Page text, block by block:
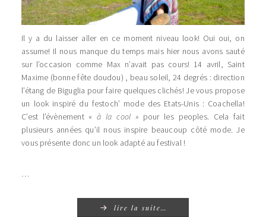
Il y a du laisser aller en ce moment niveau look! Oui oui, on
assume! Il nous manque du temps mais hier nous avons sauté
sur l’occasion comme Max n’avait pas cours! 14 avril, Saint
Maxime (bonne fête doudou) , beau soleil, 24 degrés : direction
l’étang de Biguglia pour faire quelques clichés! Je vous propose
un look inspiré du festoch’ mode des Etats-Unis : Coachella!
C’est l’évènement «à la cool » pour les peoples. Cela fait
plusieurs années qu’il nous inspire beaucoup côté mode. Je
vous présente donc un look adapté au festival !
…
lire la suite…